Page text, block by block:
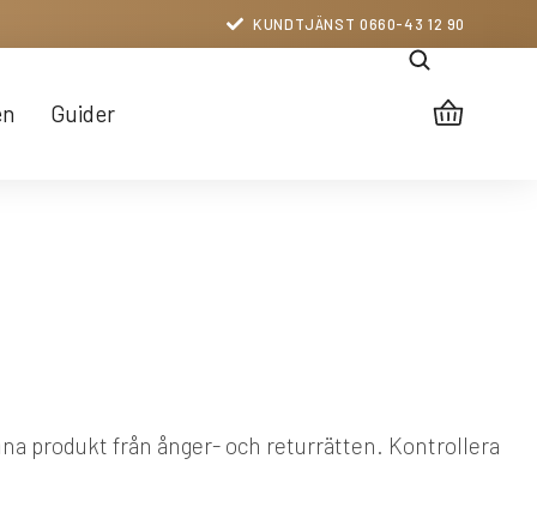
KUNDTJÄNST 0660-43 12 90
Guider
produkt från ånger- och returrätten. Kontrollera